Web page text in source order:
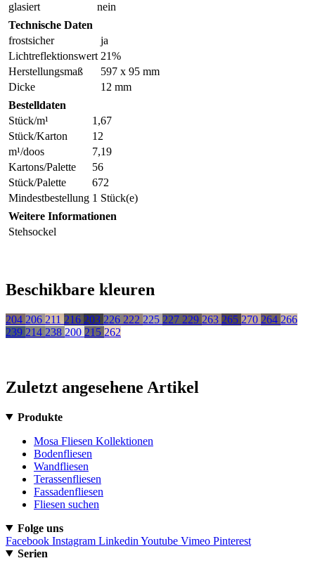
glasiert
nein
Technische Daten
frostsicher
ja
Lichtreflektionswert 21%
Herstellungsmaß
597 x 95 mm
Dicke
12 mm
Bestelldaten
Stück/m¹
1,67
Stück/Karton
12
m¹/doos
7,19
Kartons/Palette
56
Stück/Palette
672
Mindestbestellung 1 Stück(e)
Weitere Informationen
Stehsockel
Beschikbare kleuren
204 206 211 216 203 226 222 225 227 229 263 265 270 264 266
239 214 238 200 215 262
Zuletzt angesehene Artikel
Produkte
Mosa Fliesen Kollektionen
Bodenfliesen
Wandfliesen
Terassenfliesen
Fassadenfliesen
Fliesen suchen
Folge uns
Facebook Instagram Linkedin Youtube Vimeo Pinterest
Serien